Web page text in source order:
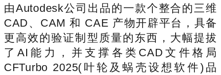
由Autodesk公司出品的一款个整合的三维
CAD、CAM 和 CAE 产物开辟平台，具备
更高效的验证制型质量的东西，大幅提拔
了AI能力，并支撑各类CAD文件格局
CFTurbo 2025(叶轮及蜗壳设想软件)品